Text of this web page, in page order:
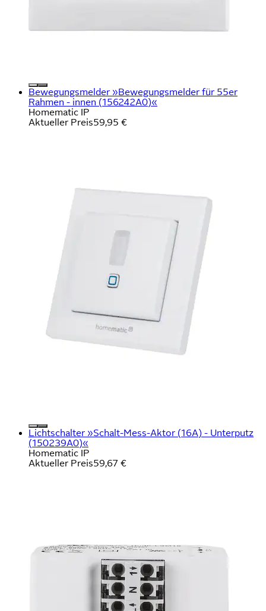
Bewegungsmelder »Bewegungsmelder für 55er
Rahmen - innen (156242A0)«
Homematic IP
Aktueller Preis59,95 €
Lichtschalter »Schalt-Mess-Aktor (16A) - Unterputz
(150239A0)«
Homematic IP
Aktueller Preis59,67 €